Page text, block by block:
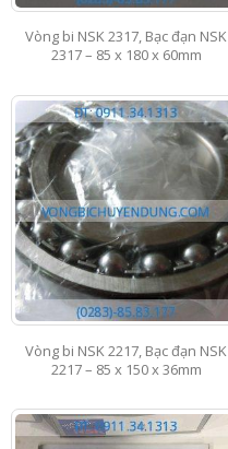
Vòng bi NSK 2317, Bạc đạn NSK
2317 – 85 x 180 x 60mm
Vòng bi NSK 2217, Bạc đạn NSK
2217 – 85 x 150 x 36mm